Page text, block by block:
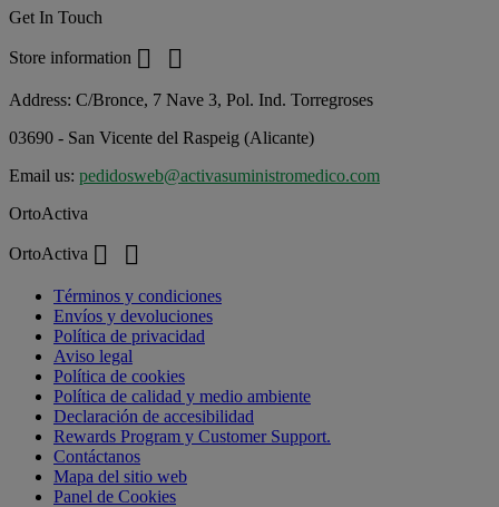
Get In Touch
Store information  
Address: C/Bronce, 7 Nave 3, Pol. Ind. Torregroses
03690 - San Vicente del Raspeig (Alicante)
Email us: pedidosweb@activasuministromedico.com
OrtoActiva
OrtoActiva  
Términos y condiciones
Envíos y devoluciones
Política de privacidad
Aviso legal
Política de cookies
Política de calidad y medio ambiente
Declaración de accesibilidad
Rewards Program y Customer Support.
Contáctanos
Mapa del sitio web
Panel de Cookies